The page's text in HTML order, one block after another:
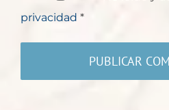
privacidad *